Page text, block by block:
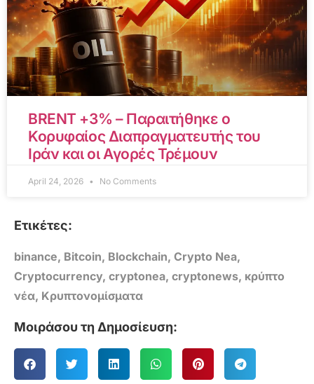
BRENT +3% – Παραιτήθηκε ο
Κορυφαίος Διαπραγματευτής του
Ιράν και οι Αγορές Τρέμουν
April 24, 2026 No Comments
Ετικέτες:
binance, Bitcoin, Blockchain, Crypto Nea,
Cryptocurrency, cryptonea, cryptonews, κρύπτο
νέα, Κρυπτονομίσματα
Μοιράσου τη Δημοσίευση: